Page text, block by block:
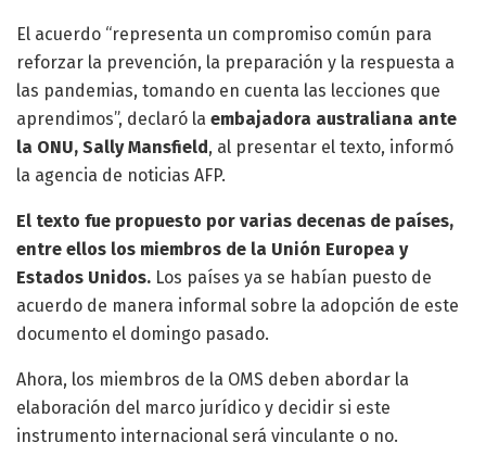
El acuerdo “representa un compromiso común para
reforzar la prevención, la preparación y la respuesta a
las pandemias, tomando en cuenta las lecciones que
aprendimos”, declaró la embajadora australiana ante
la ONU, Sally Mansfield, al presentar el texto, informó
la agencia de noticias AFP.
El texto fue propuesto por varias decenas de países,
entre ellos los miembros de la Unión Europea y
Estados Unidos. Los países ya se habían puesto de
acuerdo de manera informal sobre la adopción de este
documento el domingo pasado.
Ahora, los miembros de la OMS deben abordar la
elaboración del marco jurídico y decidir si este
instrumento internacional será vinculante o no.